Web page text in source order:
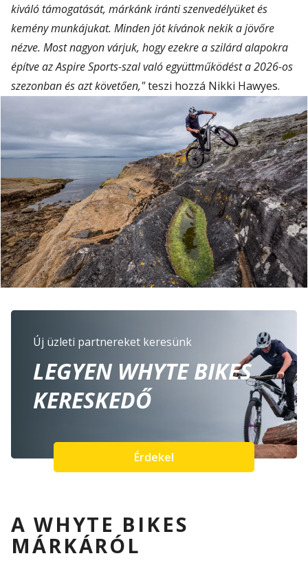
kiváló támogatását, márkánk iránti szenvedélyüket és
kemény munkájukat. Minden jót kívánok nekik a jövőre
nézve. Most nagyon várjuk, hogy ezekre a szilárd alapokra
építve az Aspire Sports-szal való együttműködést a 2026-os
szezonban és azt követően,"teszi hozzá Nikki Hawyes.
Új üzleti partnereket keresünk
LEGYEN WHYTE BIKES
KERESKEDŐ
Érdekel
A WHYTE BIKES
MÁRKÁRÓL